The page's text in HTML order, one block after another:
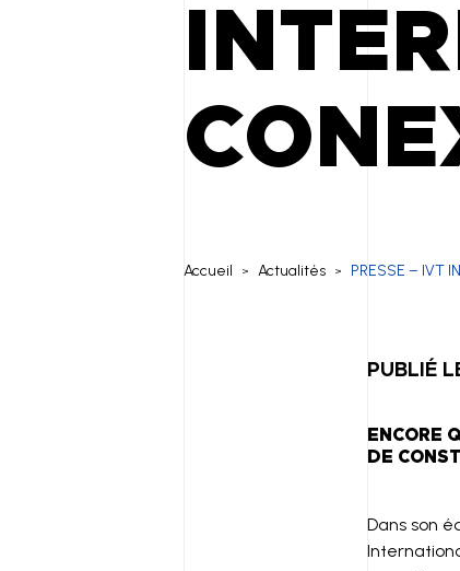
Accueil > Actualités > PRESSE – IVT
PUBLIÉ
ENCORE
DE
Dans son